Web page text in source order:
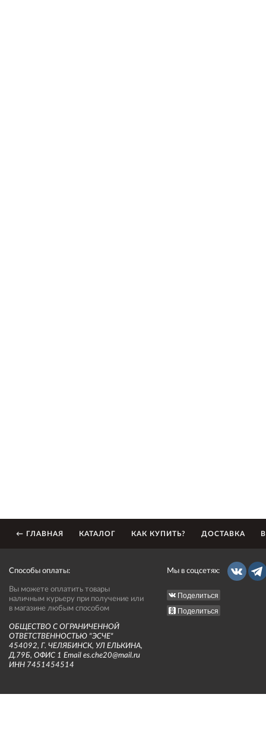
← ГЛАВНАЯ КАТАЛОГ КАК КУПИТЬ? ДОСТАВКА
Способы оплаты:
Вы можете оплатить товары
наличным курьеру при получение или
в магазине любым способом
ОБЩЕСТВО С ОГРАНИЧЕННОЙ
ОТВЕТСТВЕННОСТЬЮ "ЭСЧЕ"
454092, Г. ЧЕЛЯБИНСК, УЛ ЕЛЬКИНА,
Д.79Б, ОФИС 1 Email es.che20@mail.ru
ИНН 7451454514
Мы в соцсетях:
Поделиться
Поделиться